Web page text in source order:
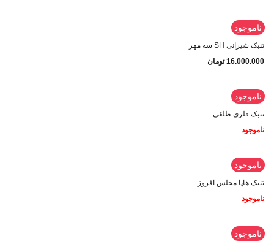
ناموجود
تنبک شیرانی SH سه مهر
16.000.000 تومان
ناموجود
تنبک فلزی طلقی
ناموجود
ناموجود
تنبک هاپا مجلس افروز
ناموجود
ناموجود